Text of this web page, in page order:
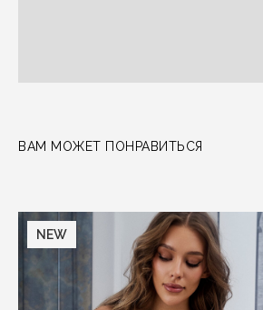
ВАМ МОЖЕТ ПОНРАВИТЬСЯ
NEW